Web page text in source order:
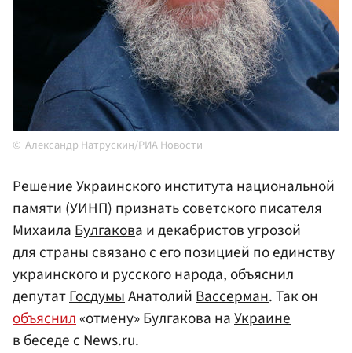
Александр Натрускин/РИА Новости
Решение Украинского института национальной
памяти (УИНП) признать советского писателя
МихаилаБулгакова и декабристов угрозой
для страны связано с его позицией по единству
украинского и русского народа, объяснил
депутатГосдумыАнатолийВассерман. Так он
объяснил«отмену» Булгакова наУкраине
в беседе с News.ru.